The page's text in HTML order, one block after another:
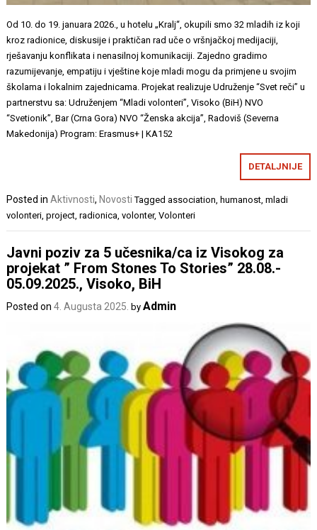
Od 10. do 19. januara 2026., u hotelu „Kralj“, okupili smo 32 mladih iz koji
kroz radionice, diskusije i praktičan rad uče o vršnjačkoj medijaciji,
rješavanju konflikata i nenasilnoj komunikaciji. Zajedno gradimo
razumijevanje, empatiju i vještine koje mladi mogu da primjene u svojim
školama i lokalnim zajednicama. Projekat realizuje Udruženje “Svet reči” u
partnerstvu sa: Udruženjem “Mladi volonteri”, Visoko (BiH) NVO
“Svetionik”, Bar (Crna Gora) NVO “Ženska akcija”, Radoviš (Severna
Makedonija) Program: Erasmus+ | KA152
DETALJNIJE
Posted inAktivnosti, Novosti Taggedassociation ,humanost ,mladi
volonteri ,project ,radionica ,volonter,Volonteri
Javni poziv za 5 učesnika/ca iz Visokog za
projekat ” From Stones To Stories” 28.08.-
05.09.2025., Visoko, BiH
Posted on4. Augusta 2025. byAdmin